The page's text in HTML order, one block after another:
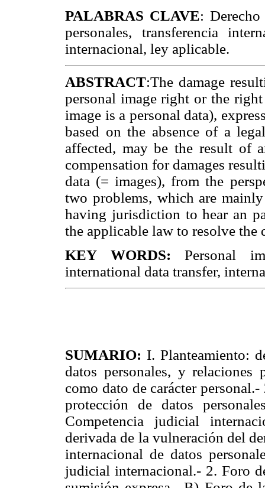
PALABRAS CLAVE:
personales, transferencia
internacional, ley aplicable.
ABSTRACT:The damage
personal image right or the
image is a personal data),
based on the absence of a
affected, may be the result of
compensation for damages
data (= images), from the
two problems, which are
having jurisdiction to hear an
the applicable law to resolve the
KEY WORDS: Personal
international data transfer,
SUMARIO: I. Planteamiento:
datos personales, y
como dato de carácter
protección de datos
Competencia judicial
derivada de la vulneración del
internacional de datos
judicial internacional.- 2. Foro